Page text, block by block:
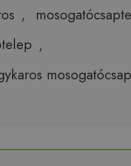
,
,